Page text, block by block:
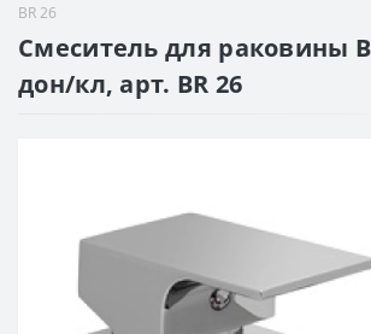
BR 26
Смеситель для раковины
дон/кл, арт. BR 26